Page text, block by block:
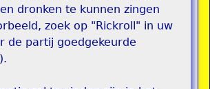
dronken te kunnen zingen
zoek op "Rickroll" in uw
de partij goedgekeurde